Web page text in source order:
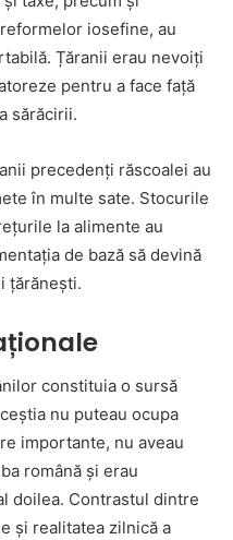
iosefine, au
Țăranii erau nevoiți
pentru a face față
sărăcirii.
precedenți răscoalei au
în multe sate. Stocurile
la alimente au
de bază să devină
țărănești.
constituia o sursă
nu puteau ocupa
importante, nu aveau
română și erau
doilea. Contrastul dintre
și realitatea zilnică a